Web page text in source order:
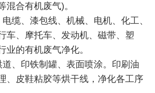
混合有机废气)。
缆、漆包线、机械、电机、化工、
车、摩托车、发动机、磁带、塑
业的有机废气净化。
、印铁制罐、表面喷涂。印刷油
、皮鞋粘胶等烘干线，净化各工序